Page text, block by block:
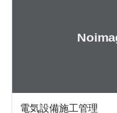
電気設備施工管理